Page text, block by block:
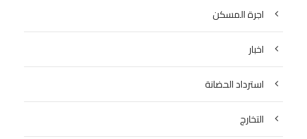
اجرة المسكن
اخبار
استرداد الحضانة
التخارج